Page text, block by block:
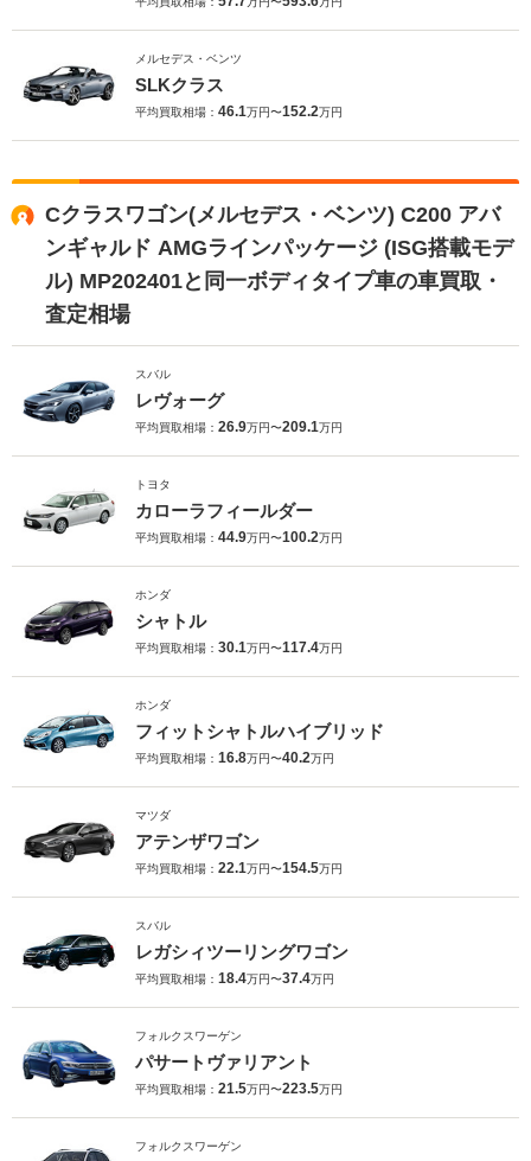
メルセデス・ベンツ
SLKクラス
平均買取相場： 46.1万円〜152.2万円
Cクラスワゴン(メルセデス・ベンツ) C200 アバ
ンギャルド AMGラインパッケージ (ISG搭載モデ
ル) MP202401と同一ボディタイプ車の車買取・
査定相場
スバル
レヴォーグ
平均買取相場： 26.9万円〜209.1万円
トヨタ
カローラフィールダー
平均買取相場： 44.9万円〜100.2万円
ホンダ
シャトル
平均買取相場： 30.1万円〜117.4万円
ホンダ
フィットシャトルハイブリッド
平均買取相場： 16.8万円〜40.2万円
マツダ
アテンザワゴン
平均買取相場： 22.1万円〜154.5万円
スバル
レガシィツーリングワゴン
平均買取相場： 18.4万円〜37.4万円
フォルクスワーゲン
パサートヴァリアント
平均買取相場： 21.5万円〜223.5万円
フォルクスワーゲン